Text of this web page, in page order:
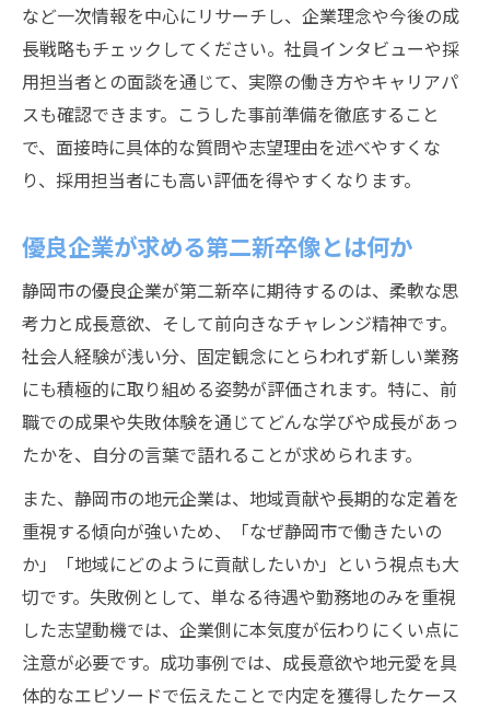
など一次情報を中心にリサーチし、企業理念や今後の成
長戦略もチェックしてください。社員インタビューや採
用担当者との面談を通じて、実際の働き方やキャリアパ
スも確認できます。こうした事前準備を徹底すること
で、面接時に具体的な質問や志望理由を述べやすくな
り、採用担当者にも高い評価を得やすくなります。
優良企業が求める第二新卒像とは何か
静岡市の優良企業が第二新卒に期待するのは、柔軟な思
考力と成長意欲、そして前向きなチャレンジ精神です。
社会人経験が浅い分、固定観念にとらわれず新しい業務
にも積極的に取り組める姿勢が評価されます。特に、前
職での成果や失敗体験を通じてどんな学びや成長があっ
たかを、自分の言葉で語れることが求められます。
また、静岡市の地元企業は、地域貢献や長期的な定着を
重視する傾向が強いため、「なぜ静岡市で働きたいの
か」「地域にどのように貢献したいか」という視点も大
切です。失敗例として、単なる待遇や勤務地のみを重視
した志望動機では、企業側に本気度が伝わりにくい点に
注意が必要です。成功事例では、成長意欲や地元愛を具
体的なエピソードで伝えたことで内定を獲得したケース